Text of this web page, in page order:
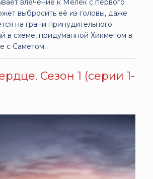
влечение к Мелек с первого
выбросить её из головы, даже
на грани принудительного
в схеме, придуманной Хикметом в
с Саметом.
Сезон 1 (серии 1-